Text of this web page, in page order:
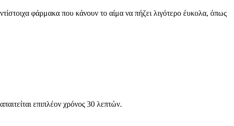
φάρμακα που κάνουν το αίμα να πήζει λιγότερο έυκολα, όπως
επιπλέον χρόνος 30 λεπτών.